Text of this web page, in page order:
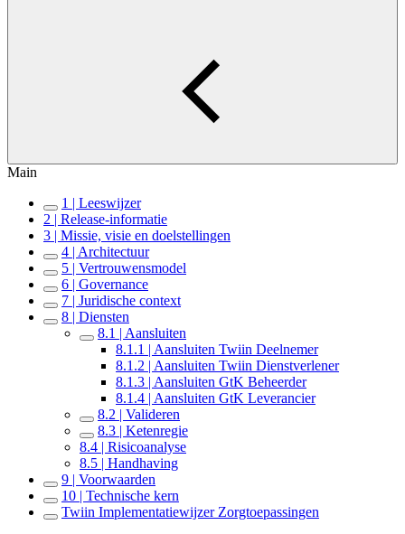
Main
1 | Leeswijzer
2 | Release-informatie
3 | Missie, visie en doelstellingen
4 | Architectuur
5 | Vertrouwensmodel
6 | Governance
7 | Juridische context
8 | Diensten
8.1 | Aansluiten
8.1.1 | Aansluiten Twiin Deelnemer
8.1.2 | Aansluiten Twiin Dienstverlener
8.1.3 | Aansluiten GtK Beheerder
8.1.4 | Aansluiten GtK Leverancier
8.2 | Valideren
8.3 | Ketenregie
8.4 | Risicoanalyse
8.5 | Handhaving
9 | Voorwaarden
10 | Technische kern
Twiin Implementatiewijzer Zorgtoepassingen